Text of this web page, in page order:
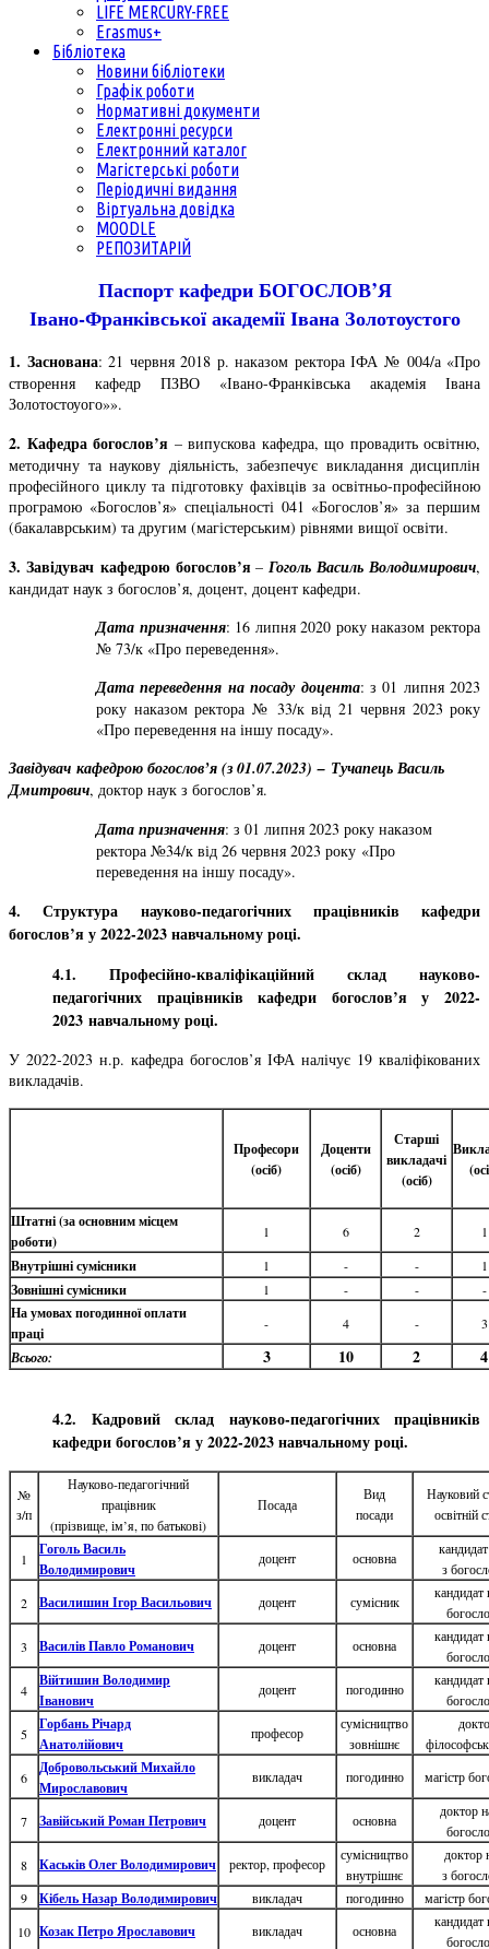
LIFE MERCURY-FREE
Erasmus+
Бібліотека
Новини бібліотеки
Графік роботи
Нормативні документи
Електронні ресурси
Електронний каталог
Магістерські роботи
Періодичні видання
Віртуальна довідка
MOODLE
РЕПОЗИТАРІЙ
Паспорт кафедри БОГОСЛОВ’Я
Івано-Франківської академії Івана Золотоустого
1. Заснована: 21 червня 2018 р. наказом ректора ІФА № 004/а «Про
створення кафедр ПЗВО «Івано-Франківська академія Івана
Золотостоуого»».
2. Кафедра богослов’я – випускова кафедра, що провадить освітню,
методичну та наукову діяльність, забезпечує викладання дисциплін
професійного циклу та підготовку фахівців за освітньо-професійною
програмою «Богослов’я» спеціальності 041 «Богослов’я» за першим
(бакалаврським) та другим (магістерським) рівнями вищої освіти.
3. Завідувач кафедрою богослов’я–Гоголь Василь Володимирович,
кандидат наук з богослов’я, доцент, доцент кафедри.
Дата призначення: 16 липня 2020 року наказом ректора
№ 73/к «Про переведення».
Дата переведення на посаду доцента: з 01 липня 2023
року наказом ректора № 33/к від 21 червня 2023 року
«Про переведення на іншу посаду».
Завідувач кафедрою богослов’я (з 01.07.2023) – Тучапець Василь
Дмитрович, доктор наук з богослов’я.
Дата призначення: з 01 липня 2023 року наказом
ректора №34/к від 26 червня 2023 року «Про
переведення на іншу посаду».
4. Структура науково-педагогічних працівників кафедри
богослов’яу 2022-2023 навчальному році.
4.1. Професійно-кваліфікаційний склад науково-
педагогічних працівників кафедри богослов’я у 2022-
2023 навчальному році.
У 2022-2023 н.р. кафедра богослов’я ІФА налічує 19 кваліфікованих
викладачів.
Професори
(осіб)
Доценти
(осіб)
Старші
викладачі
(осіб)
Штатні (за основним місцем
роботи)
1 6 2 1
Внутрішні сумісники 1 - - 1
Зовнішні сумісники 1 - - -
На умовах погодинної оплати
праці
- 4 - 3
Всього: 3 10 2 4
4.2. Кадровий склад науково-педагогічних працівників
кафедри богослов’я у 2022-2023 навчальному році.
№
з/п
Науково-педагогічний
працівник
(прізвище, ім’я, по батькові)
Посада
Вид
посади
Науковий
освітній
1
Гоголь Василь
Володимирович
доцент основна
з
2
Василишин Ігор Васильович доцент сумісник
кандидат
3
Василів Павло Романович доцент основна
кандидат
4
Війтишин Володимир
Іванович
доцент погодинно
кандидат
5
Горбань Річард
Анатолійович
професор
сумісництво
зовнішнє
6
Добровольський Михайло
Мирославович
викладач погодинно магістр
7 Завійський Роман Петрович доцент основна
доктор
8
Каськів Олег Володимирович ректор, професор
сумісництво
внутрішнє
доктор
з
9
Кібель Назар Володимирович викладач погодинно
магістр
10 Козак Петро Ярославович викладач основна
кандидат